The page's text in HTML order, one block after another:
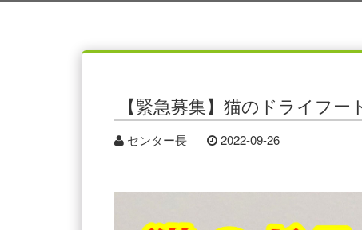
【緊急募集】猫のドライフ
センター長 2022-09-26